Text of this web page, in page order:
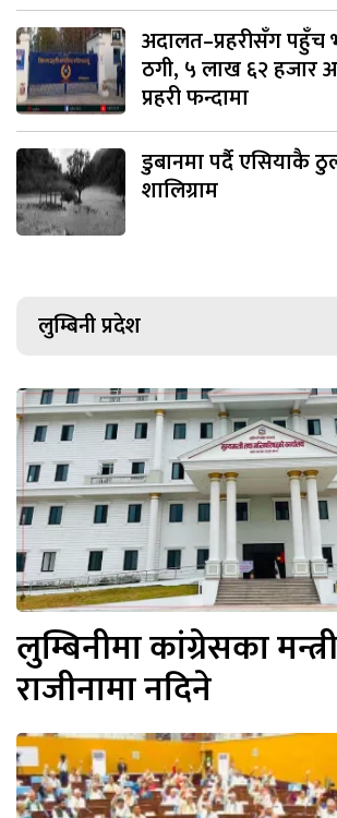
अदालत–प्रहरीसँग पहुँच
ठगी, ५ लाख ६२ हजार
प्रहरी फन्दामा
डुबानमा पर्दै एसियाकै
शालिग्राम
लुम्बिनी प्रदेश
लुम्बिनीमा कांग्रेसका
राजीनामा नदिने